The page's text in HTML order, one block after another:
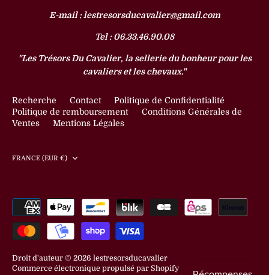
E-mail : lestresorsducavalier@gmail.com
Tel : 06.33.46.90.08
"Les Trésors Du Cavalier, la sellerie du bonheur pour les
cavaliers et les chevaux."
Recherche Contact
Politique de Confidentialité
Politique de remboursement
Conditions Générales de
Ventes
Mentions Légales
Devise
FRANCE (EUR €)
Droit d'auteur © 2026 lestresorsducavalier
Commerce électronique propulsé par Shopify